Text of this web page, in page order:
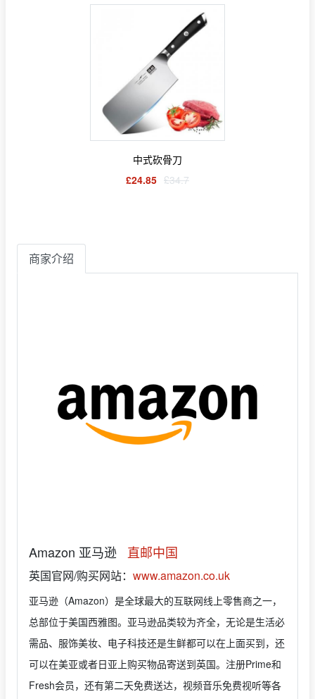
中式砍骨刀
£24.85 £34.7
商家介绍
Amazon 亚马逊 直邮中国
英国官网/购买网站： www.amazon.co.uk
亚马逊（Amazon）是全球最大的互联网线上零售商之一，
总部位于美国西雅图。亚马逊品类较为齐全，无论是生活必
需品、服饰美妆、电子科技还是生鲜都可以在上面买到，还
可以在美亚或者日亚上购买物品寄送到英国。注册Prime和
Fresh会员，还有第二天免费送达，视频音乐免费视听等各